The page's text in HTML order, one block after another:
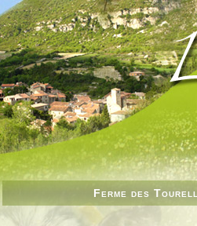
Ferme des